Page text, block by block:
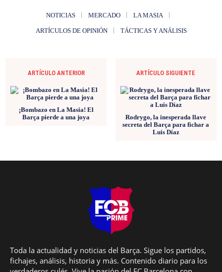
NOTICIAS MERCADO LA MASIA
ARTÍCULOS DE OPINIÓN TÁCTICAS Y ANÁLISIS
ARTÍCULO ANTERIOR
¡Bombazo en La Masia! El
Barça pierde a una joya
ARTÍCULO SIGUIENTE
Rodrygo, la inesperada llave
secreta del Barça para fichar a
Luis Díaz
Toda la actualidad y noticias del Barça. Sigue los partidos,
fichajes, análisis, historia y más. Contenido diario para los